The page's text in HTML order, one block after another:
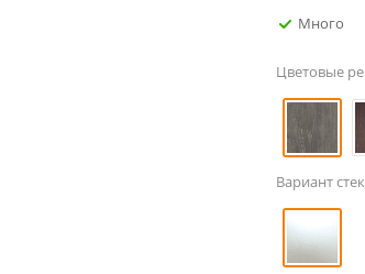
Много
Цветовые
Вариант